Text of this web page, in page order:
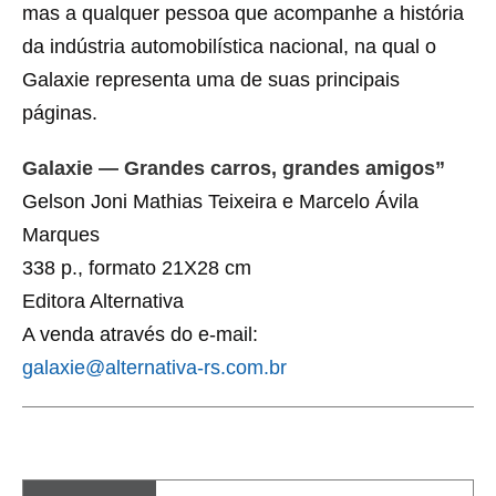
mas a qualquer pessoa que acompanhe a história
da indústria automobilística nacional, na qual o
Galaxie representa uma de suas principais
páginas.
Galaxie — Grandes carros, grandes amigos”
Gelson Joni Mathias Teixeira e Marcelo Ávila
Marques
338 p., formato 21X28 cm
Editora Alternativa
A venda através do e-mail:
galaxie@alternativa-rs.com.br